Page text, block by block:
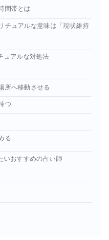
間帯とは
チュアルな意味は「現状維持
ュアルな対処法
所へ移動させる
つ
る
いおすすめの占い師